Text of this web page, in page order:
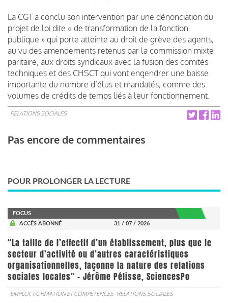
La CGT a conclu son intervention par une dénonciation du
projet de loi dite « de transformation de la fonction
publique » qui porte atteinte au droit de grève des agents,
au vu des amendements retenus par la commission mixte
paritaire, aux droits syndicaux avec la fusion des comités
techniques et des CHSCT qui vont engendrer une baisse
importante du nombre d’élus et mandatés, comme des
volumes de crédits de temps liés à leur fonctionnement.
RELATIONS SOCIALES
Pas encore de commentaires
POUR PROLONGER LA LECTURE
FOCUS
ACCÈS ABONNÉ
31 / 07 / 2026
“La taille de l’effectif d’un établissement, plus que le
secteur d’activité ou d’autres caractéristiques
organisationnelles, façonne la nature des relations
sociales locales” - Jérôme Pélisse, SciencesPo
EMPLOI, FORMATION ET COMPÉTENCES RELATIONS SOCIALES